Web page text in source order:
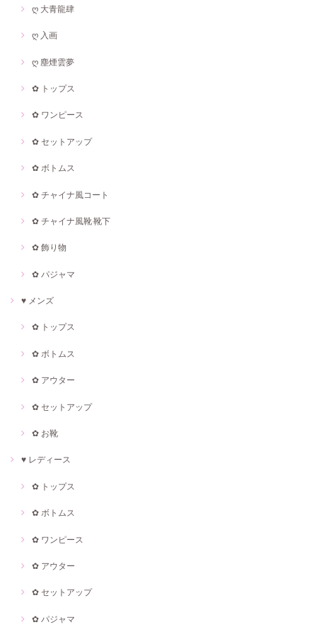
ღ 大青龍肆
ღ 入画
ღ 塵煙雲夢
✿ トップス
✿ ワンピース
✿ セットアップ
✿ ボトムス
✿ チャイナ風コート
✿ チャイナ風靴·靴下
✿ 飾り物
✿ パジャマ
♥ メンズ
✿ トップス
✿ ボトムス
✿ アウター
✿ セットアップ
✿ お靴
♥ レディース
✿ トップス
✿ ボトムス
✿ ワンピース
✿ アウター
✿ セットアップ
✿ パジャマ